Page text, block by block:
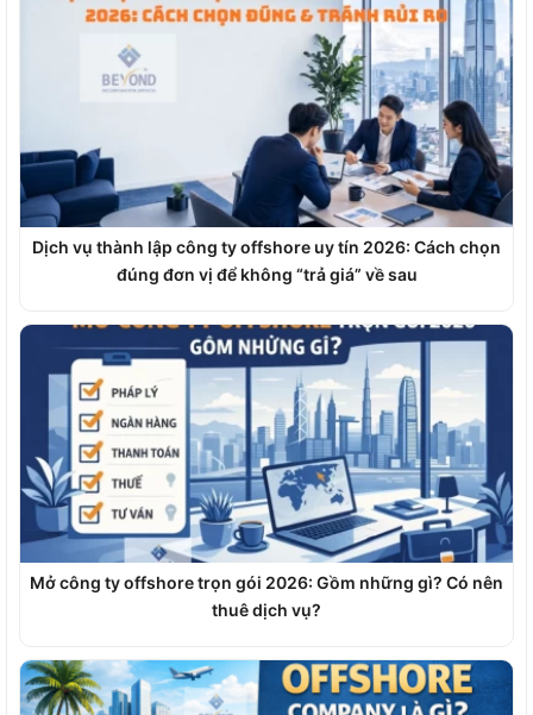
Dịch vụ thành lập công ty offshore uy tín 2026: Cách chọn
đúng đơn vị để không “trả giá” về sau
Mở công ty offshore trọn gói 2026: Gồm những gì? Có nên
thuê dịch vụ?